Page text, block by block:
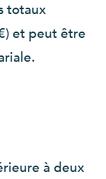
totaux
et peut être
à deux